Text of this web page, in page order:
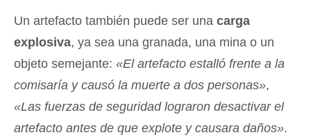
Un artefacto también puede ser una carga
explosiva, ya sea una granada, una mina o un
objeto semejante: «El artefacto estalló frente a la
comisaría y causó la muerte a dos personas»,
«Las fuerzas de seguridad lograron desactivar el
artefacto antes de que explote y causara daños».